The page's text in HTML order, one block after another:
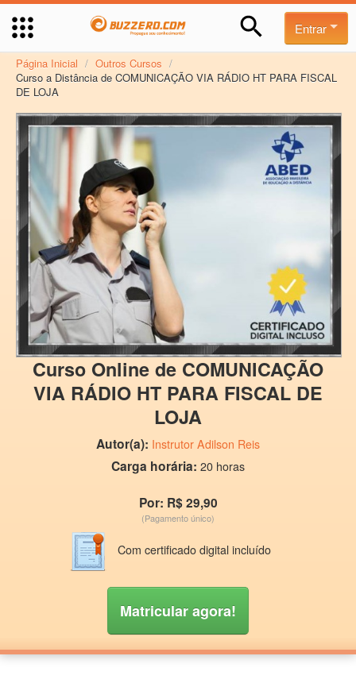
Entrar
Página Inicial / Outros Cursos /
Curso a Distância de COMUNICAÇÃO VIA RÁDIO HT PARA FISCAL
DE LOJA
Curso Online de COMUNICAÇÃO
VIA RÁDIO HT PARA FISCAL DE
LOJA
Autor(a): Instrutor Adilson Reis
Carga horária: 20 horas
Por: R$ 29,90
(Pagamento único)
Com certificado digital incluído
Matricular agora!